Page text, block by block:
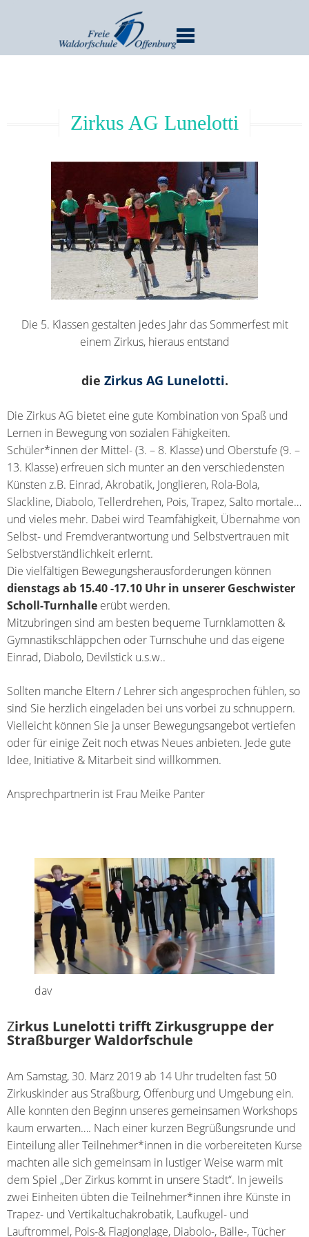
Zirkus AG Lunelotti
Die 5. Klassen gestalten jedes Jahr das Sommerfest mit
einem Zirkus, hieraus entstand
die Zirkus AG Lunelotti.
Die Zirkus AG bietet eine gute Kombination von Spaß und
Lernen in Bewegung von sozialen Fähigkeiten.
Schüler*innen der Mittel- (3. – 8. Klasse) und Oberstufe (9. –
13. Klasse) erfreuen sich munter an den verschiedensten
Künsten z.B. Einrad, Akrobatik, Jonglieren, Rola-Bola,
Slackline, Diabolo, Tellerdrehen, Pois, Trapez, Salto mortale…
und vieles mehr. Dabei wird Teamfähigkeit, Übernahme von
Selbst- und Fremdverantwortung und Selbstvertrauen mit
Selbstverständlichkeit erlernt.
Die vielfältigen Bewegungsherausforderungen können
dienstags ab 15.40 -17.10 Uhr in unserer Geschwister
Scholl-Turnhalle erübt werden.
Mitzubringen sind am besten bequeme Turnklamotten &
Gymnastikschläppchen oder Turnschuhe und das eigene
Einrad, Diabolo, Devilstick u.s.w..
Sollten manche Eltern / Lehrer sich angesprochen fühlen, so
sind Sie herzlich eingeladen bei uns vorbei zu schnuppern.
Vielleicht können Sie ja unser Bewegungsangebot vertiefen
oder für einige Zeit noch etwas Neues anbieten. Jede gute
Idee, Initiative & Mitarbeit sind willkommen.
Ansprechpartnerin ist Frau Meike Panter
dav
Zirkus Lunelotti trifft Zirkusgruppe der
Straßburger Waldorfschule
Am Samstag, 30. März 2019 ab 14 Uhr trudelten fast 50
Zirkuskinder aus Straßburg, Offenburg und Umgebung ein.
Alle konnten den Beginn unseres gemeinsamen Workshops
kaum erwarten…. Nach einer kurzen Begrüßungsrunde und
Einteilung aller Teilnehmer*innen in die vorbereiteten Kurse
machten alle sich gemeinsam in lustiger Weise warm mit
dem Spiel „Der Zirkus kommt in unsere Stadt“. In jeweils
zwei Einheiten übten die Teilnehmer*innen ihre Künste in
Trapez- und Vertikaltuchakrobatik, Laufkugel- und
Lauftrommel, Pois-& Flagjonglage, Diabolo-, Bälle-, Tücher